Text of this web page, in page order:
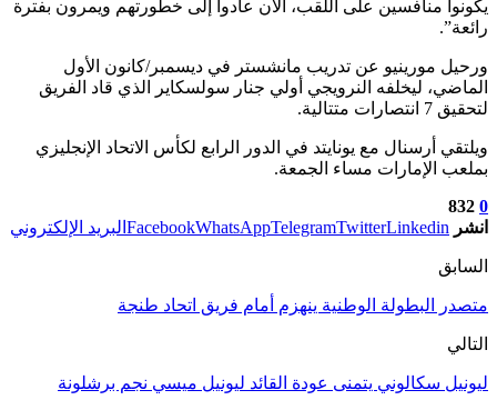
يكونوا منافسين على اللقب، الآن عادوا إلى خطورتهم ويمرون بفترة
رائعة”.
ورحيل مورينيو عن تدريب مانشستر في ديسمبر/كانون الأول
الماضي، ليخلفه النرويجي أولي جنار سولسكاير الذي قاد الفريق
لتحقيق 7 انتصارات متتالية.
ويلتقي أرسنال مع يونايتد في الدور الرابع لكأس الاتحاد الإنجليزي
بملعب الإمارات مساء الجمعة.
0
832
انشر
FacebookWhatsAppTelegramTwitterLinkedin البريد الإلكتروني
السابق
متصدر البطولة الوطنية ينهزم أمام فريق اتحاد طنجة
التالي
ليونيل سكالوني يتمنى عودة القائد ليونيل ميسي نجم برشلونة